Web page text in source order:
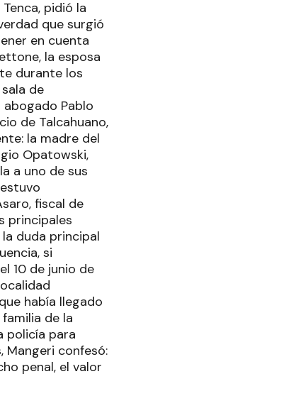
pidió la
que surgió
en cuenta
la esposa
durante los
de
abogado Pablo
de Talcahuano,
la madre del
Opatowski,
a uno de sus
fiscal de
principales
duda principal
si
10 de junio de
había llegado
de la
policía para
confesó:
penal, el valor